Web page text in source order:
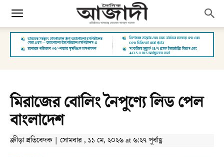
মিরাজের বোলিং নৈপুণ্যে লিড পেল
বাংলাদেশ
ক্রীড়া প্রতিবেদক | সোমবার , ১১ মে, ২০২৬ at ৬:২৭ পূর্বাহ্ণ